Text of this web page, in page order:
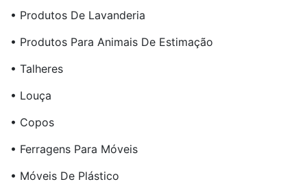
• Produtos De Lavanderia
• Produtos Para Animais De Estimação
• Talheres
• Louça
• Copos
• Ferragens Para Móveis
• Móveis De Plástico